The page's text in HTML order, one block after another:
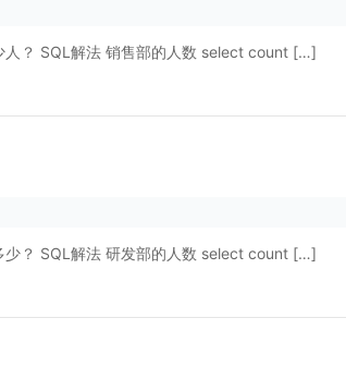
人？ SQL解法 销售部的人数 select count […]
少？ SQL解法 研发部的人数 select count […]